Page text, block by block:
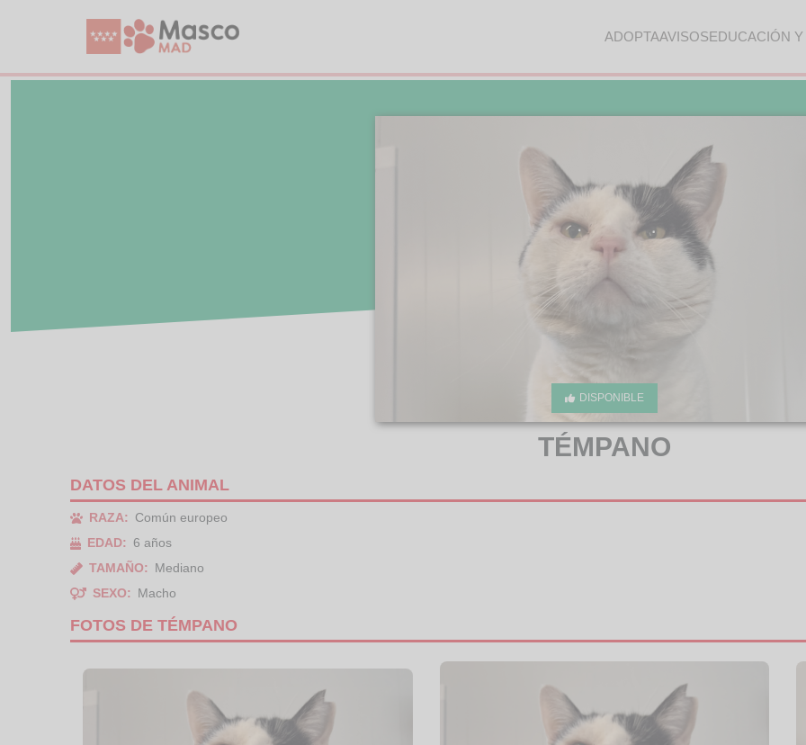
ADOPTAAVISOSEDUCACIÓN
DISPONIBLE
TÉMPANO
DATOS DEL ANIMAL
RAZA:
Común europeo
EDAD:
6 años
TAMAÑO:
Mediano
SEXO:
Macho
FOTOS DE TÉMPANO